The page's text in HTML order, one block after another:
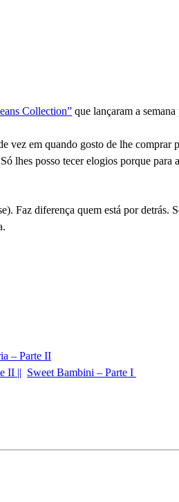
Collection” que lançaram a semana
em quando gosto de lhe comprar
lhes posso tecer elogios porque
Faz diferença quem está por detrás.
– Parte II
II || Sweet Bambini – Parte I